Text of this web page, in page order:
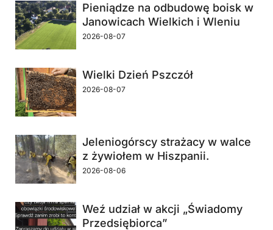
Pieniądze na odbudowę boisk w
Janowicach Wielkich i Wleniu
2026-08-07
Wielki Dzień Pszczół
2026-08-07
Jeleniogórscy strażacy w walce
z żywiołem w Hiszpanii.
2026-08-06
Weź udział w akcji „Świadomy
Przedsiębiorca”